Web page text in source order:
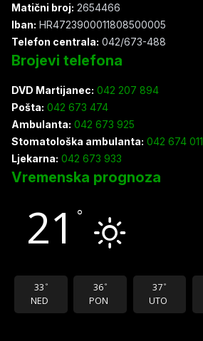
Matični broj: 2654466
Iban: HR4723900011808500005
Telefon centrala: 042/673-488
Brojevi telefona
DVD Martijanec: 042 207 894
Pošta: 042 673 474
Ambulanta: 042 673 925
Stomatološka ambulanta: 042 674 011
Ljekarna: 042 673 933
Vremenska prognoza
21 °
33 °
NED
36 °
PON
37 °
UTO